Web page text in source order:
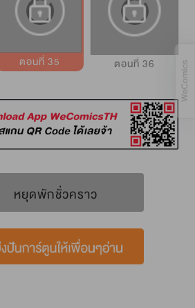
ตอนที่ 35 ตอนที่ 36
หยุดพักชั่วคราว